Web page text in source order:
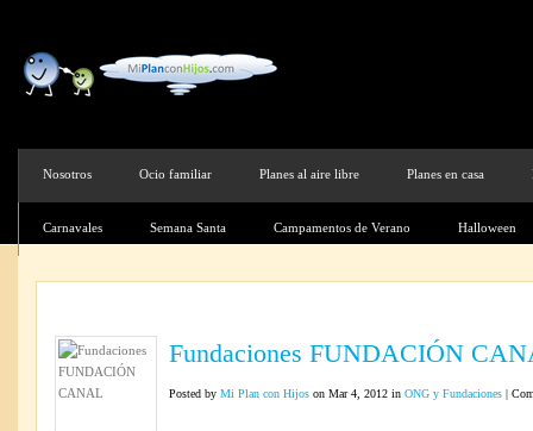
Nosotros Ocio familiar Planes al aire libre Planes en casa
Carnavales Semana Santa Campamentos de Verano Halloween
Fundaciones FUNDACIÓN
Posted by Mi Plan con Hijos on Mar 4, 2012 in ONG y Fundaciones |